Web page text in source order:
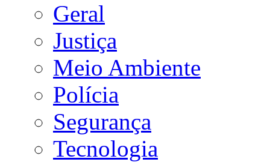
Geral
Justiça
Meio Ambiente
Polícia
Segurança
Tecnologia